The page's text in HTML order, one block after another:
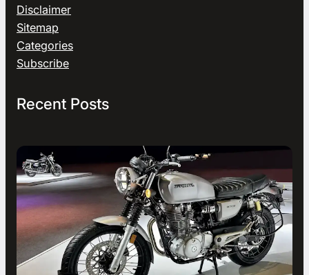
Disclaimer
Sitemap
Categories
Subscribe
Recent Posts